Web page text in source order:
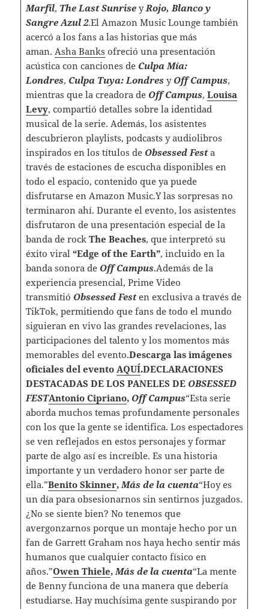
Marfil, The Last Sunrisey Rojo, Blanco y
Sangre Azul 2.El Amazon Music Lounge también
acercó a los fans a las historias que más
aman. Asha Banks ofreció una presentación
acústica con canciones de Culpa Mía:
Londres, Culpa Tuya: Londresy Off Campus,
mientras que la creadora de Off Campus, Louisa
Levy, compartió detalles sobre la identidad
musical de la serie. Además, los asistentes
descubrieron playlists, podcasts y audiolibros
inspirados en los títulos de Obsessed Festa
través de estaciones de escucha disponibles en
todo el espacio, contenido que ya puede
disfrutarse en Amazon Music.Y las sorpresas no
terminaron ahí. Durante el evento, los asistentes
disfrutaron de una presentación especial de la
banda de rock The Beaches, que interpretó su
éxito viral “Edge of the Earth”, incluido en la
banda sonora de Off Campus.Además de la
experiencia presencial, Prime Video
transmitió Obsessed Festen exclusiva a través de
TikTok, permitiendo que fans de todo el mundo
siguieran en vivo las grandes revelaciones, las
participaciones del talento y los momentos más
memorables del evento.Descarga las imágenes
oficiales del evento AQUÍ.DECLARACIONES
DESTACADAS DE LOS PANELES DE OBSESSED
FESTAntonio Cipriano, Off Campus“Esta serie
aborda muchos temas profundamente personales
con los que la gente se identifica. Los espectadores
se ven reflejados en estos personajes y formar
parte de algo así es increíble. Es una historia
importante y un verdadero honor ser parte de
ella.”Benito Skinner, Más de la cuenta“Hoy es
un día para obsesionarnos sin sentirnos juzgados.
¿No se siente bien? No tenemos que
avergonzarnos porque un montaje hecho por un
fan de Garrett Graham nos haya hecho sentir más
humanos que cualquier contacto físico en
años.”Owen Thiele, Más de la cuenta“La mente
de Benny funciona de una manera que debería
estudiarse. Hay muchísima gente suspirando por